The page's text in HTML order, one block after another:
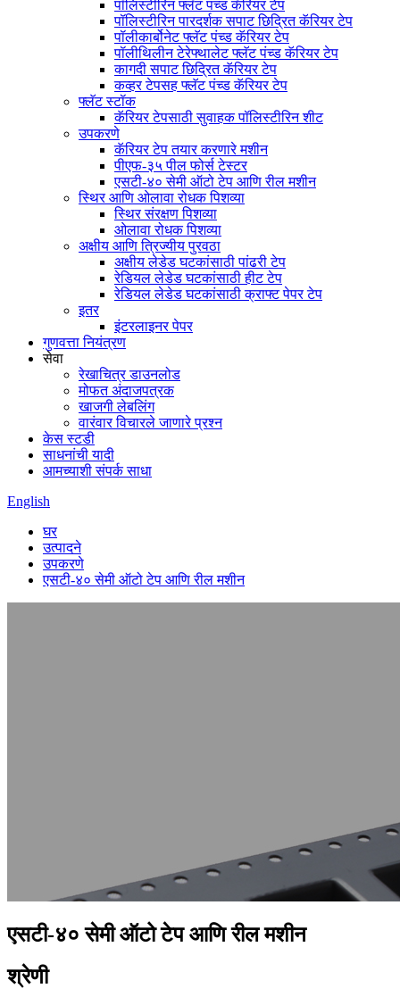
पॉलिस्टीरिन फ्लॅट पंच्ड कॅरियर टेप
पॉलिस्टीरिन पारदर्शक सपाट छिद्रित कॅरियर टेप
पॉलीकार्बोनेट फ्लॅट पंच्ड कॅरियर टेप
पॉलीथिलीन टेरेफ्थालेट फ्लॅट पंच्ड कॅरियर टेप
कागदी सपाट छिद्रित कॅरियर टेप
कव्हर टेपसह फ्लॅट पंच्ड कॅरियर टेप
फ्लॅट स्टॉक
कॅरियर टेपसाठी सुवाहक पॉलिस्टीरिन शीट
उपकरणे
कॅरियर टेप तयार करणारे मशीन
पीएफ-३५ पील फोर्स टेस्टर
एसटी-४० सेमी ऑटो टेप आणि रील मशीन
स्थिर आणि ओलावा रोधक पिशव्या
स्थिर संरक्षण पिशव्या
ओलावा रोधक पिशव्या
अक्षीय आणि त्रिज्यीय पुरवठा
अक्षीय लेडेड घटकांसाठी पांढरी टेप
रेडियल लेडेड घटकांसाठी हीट टेप
रेडियल लेडेड घटकांसाठी क्राफ्ट पेपर टेप
इतर
इंटरलाइनर पेपर
गुणवत्ता नियंत्रण
सेवा
रेखाचित्र डाउनलोड
मोफत अंदाजपत्रक
खाजगी लेबलिंग
वारंवार विचारले जाणारे प्रश्न
केस स्टडी
साधनांची यादी
आमच्याशी संपर्क साधा
English
घर
उत्पादने
उपकरणे
एसटी-४० सेमी ऑटो टेप आणि रील मशीन
एसटी-४० सेमी ऑटो टेप आणि रील मशीन
श्रेणी